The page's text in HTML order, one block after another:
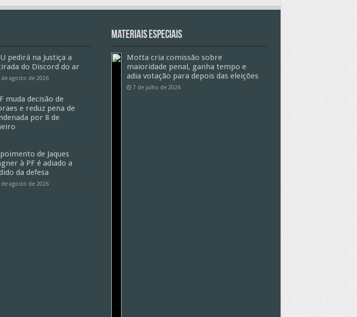
pedirá na Justiça a
do Discord do ar
de agosto de 2026
muda decisão de
e reduz pena de
por 8 de
de Jaques
à PF é adiado a
da defesa
de agosto de 2026
Materiais especiais
Motta cria comissão sobre
maioridade penal, ganha tempo e
adia votação para depois das eleições
7 de julho de 2026